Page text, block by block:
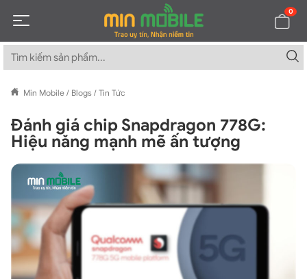
0
Min Mobile / Blogs / Tin Tức
Đánh giá chip Snapdragon 778G:
Hiệu năng mạnh mẽ ấn tượng